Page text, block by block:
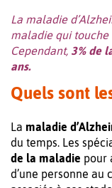
La maladie
maladie qui touche
Cependant, 3% de
ans.
Quels sont
La maladie
du temps. Les
de la maladie pour
d’une personne au